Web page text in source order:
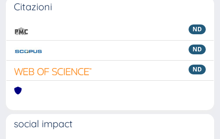
Citazioni
ND
ND
ND
social impact